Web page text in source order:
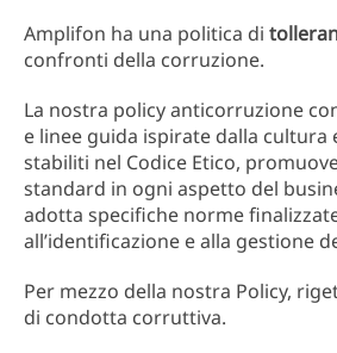
Amplifon ha una politica di
confronti della corruzione.
La nostra policy anticorruzione
e linee guida ispirate dalla cultura
stabiliti nel Codice Etico,
standard in ogni aspetto del
adotta specifiche norme
all’identificazione e alla gestione
Per mezzo della nostra Policy,
di condotta corruttiva.